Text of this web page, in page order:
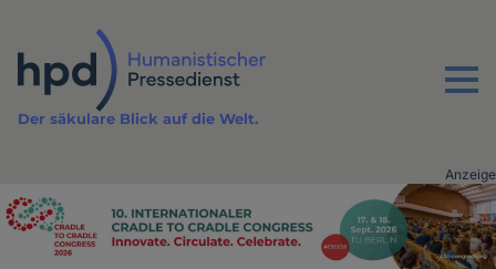
Inhalt
Menu
Der säkulare Blick auf die Welt.
Advertising
Anzeige